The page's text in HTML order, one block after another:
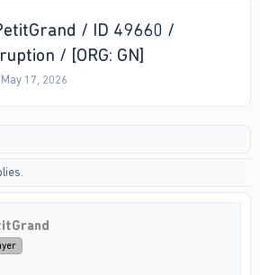
/ ID 49660 /
/ [ORG: GN]
S
a
t
May 17, 2026